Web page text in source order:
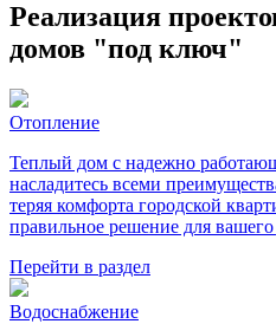
Реализация
домов "под ключ"
Отопление
Теплый дом с надежно
насладитесь всеми
теряя комфорта городской
правильное решение для
Перейти в раздел
Водоснабжение